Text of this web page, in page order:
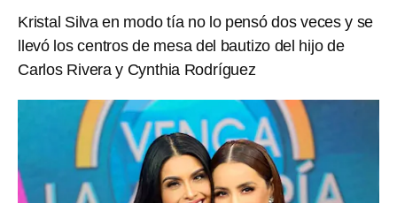
Kristal Silva en modo tía no lo pensó dos veces y se
llevó los centros de mesa del bautizo del hijo de
Carlos Rivera y Cynthia Rodríguez